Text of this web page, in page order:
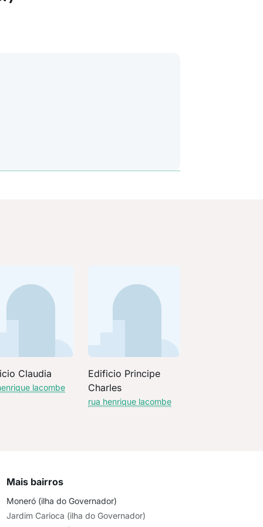
Claudia
lacombe
Edificio Principe
Charles
rua henrique lacombe
Mais bairros
Moneró (ilha do Governador)
Jardim Carioca (ilha do Governador)